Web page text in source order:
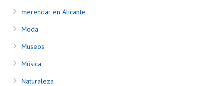
merendar en Alicante
Moda
Museos
Música
Naturaleza